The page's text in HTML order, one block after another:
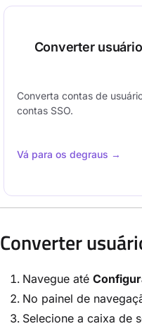
Converter
Converta contas de
contas SSO.
Vá para os degraus →
Converter
Navegue até
No painel de
Selecione a caixa de